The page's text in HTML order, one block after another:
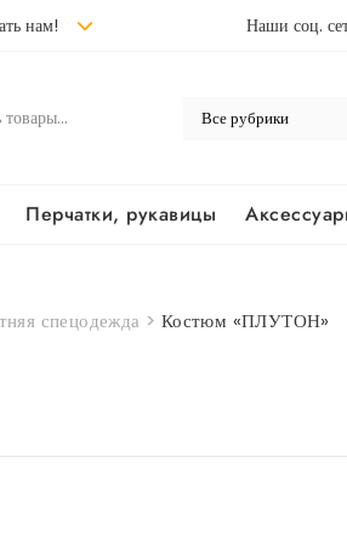
нам! Наши соц.
Перчатки, рукавицы
спецодежда > Костюм «ПЛУТОН»